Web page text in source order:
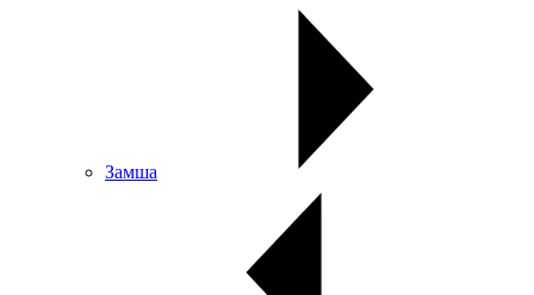
Замша